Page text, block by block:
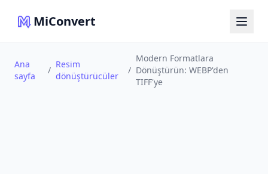
MiConvert
Ana
sayfa
/
Resim
dönüştürücüler
/
Modern Formatlara
Dönüştürün: WEBP'den
TIFF'ye